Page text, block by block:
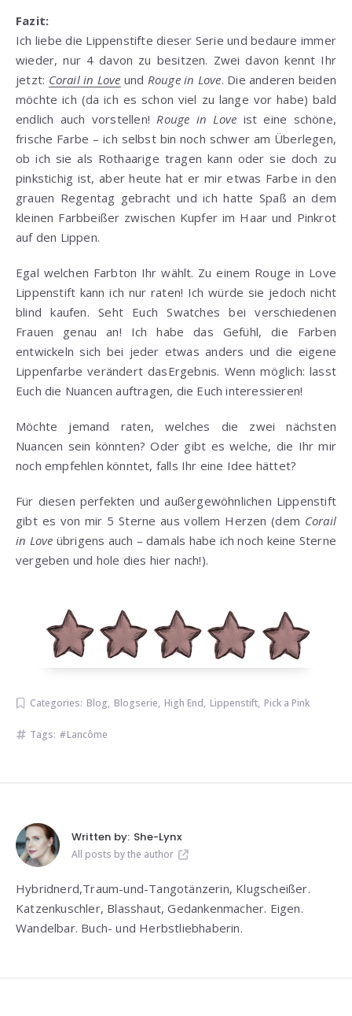
Fazit:
Ich liebe die Lippenstifte dieser Serie und bedaure immer
wieder, nur 4 davon zu besitzen. Zwei davon kennt Ihr
jetzt: Corail in Love und Rouge in Love. Die anderen beiden
möchte ich (da ich es schon viel zu lange vor habe) bald
endlich auch vorstellen!Rouge in Love ist eine schöne,
frische Farbe – ich selbst bin noch schwer am Überlegen,
ob ich sie als Rothaarige tragen kann oder sie doch zu
pinkstichig ist, aber heute hat er mir etwas Farbe in den
grauen Regentag gebracht und ich hatte Spaß an dem
kleinen Farbbeißer zwischen Kupfer im Haar und Pinkrot
auf den Lippen.
Egal welchen Farbton Ihr wählt. Zu einem Rouge in Love
Lippenstift kann ich nur raten! Ich würde sie jedoch nicht
blind kaufen. Seht Euch Swatches bei verschiedenen
Frauen genau an! Ich habe das Gefühl, die Farben
entwickeln sich bei jeder etwas anders und die eigene
Lippenfarbe verändert dasErgebnis. Wenn möglich: lasst
Euch die Nuancen auftragen, die Euch interessieren!
Möchte jemand raten, welches die zwei nächsten
Nuancen sein könnten? Oder gibt es welche, die Ihr mir
noch empfehlen könntet, falls Ihr eine Idee hättet?
Für diesen perfekten und außergewöhnlichen Lippenstift
gibt es von mir 5 Sterne aus vollem Herzen (dem Corail
in Love übrigens auch – damals habe ich noch keine Sterne
vergeben und hole dies hier nach!).
Categories: Blog, Blogserie, High End, Lippenstift, Pick a Pink
Tags: Lancôme
Written by: She-Lynx
All posts by the author
Hybridnerd,Traum-und-Tangotänzerin, Klugscheißer.
Katzenkuschler, Blasshaut, Gedankenmacher. Eigen.
Wandelbar. Buch- und Herbstliebhaberin.